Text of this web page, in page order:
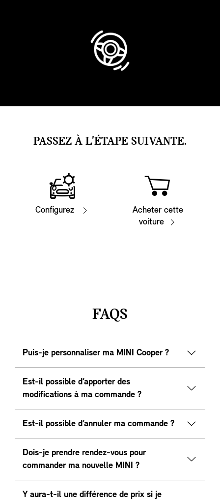
PASSEZ À L'ÉTAPE SUIVANTE.
Configurez
Acheter cette
voiture
FAQS
Puis-je personnaliser ma MINI Cooper ?
Est-il possible d’apporter des
modifications à ma commande ?
Est-il possible d’annuler ma commande ?
Dois-je prendre rendez-vous pour
commander ma nouvelle MINI ?
Y aura-t-il une différence de prix si je